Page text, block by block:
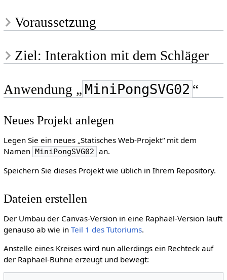
Voraussetzung
Ziel: Interaktion mit dem Schläger
Anwendung „ MiniPongSVG02 “
Neues Projekt anlegen
Legen Sie ein neues „Statisches Web-Projekt“ mit dem
Namen MiniPongSVG02 an.
Speichern Sie dieses Projekt wie üblich in Ihrem Repository.
Dateien erstellen
Der Umbau der Canvas-Version in eine Raphaël-Version läuft
genauso ab wie in Teil 1 des Tutoriums.
Anstelle eines Kreises wird nun allerdings ein Rechteck auf
der Raphaël-Bühne erzeugt und bewegt: